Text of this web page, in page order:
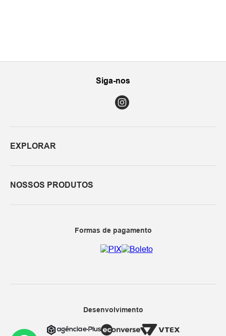
Siga-nos
EXPLORAR
NOSSOS PRODUTOS
Formas de pagamento
Desenvolvimento